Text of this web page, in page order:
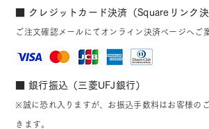
■ クレジットカード決済（Squareリンク決
ご注文確認メールにてオンライン決済ページへご
■ 銀行振込（三菱UFJ銀行）
※誠に恐れ入りますが、お振込手数料はお客様の
きます。